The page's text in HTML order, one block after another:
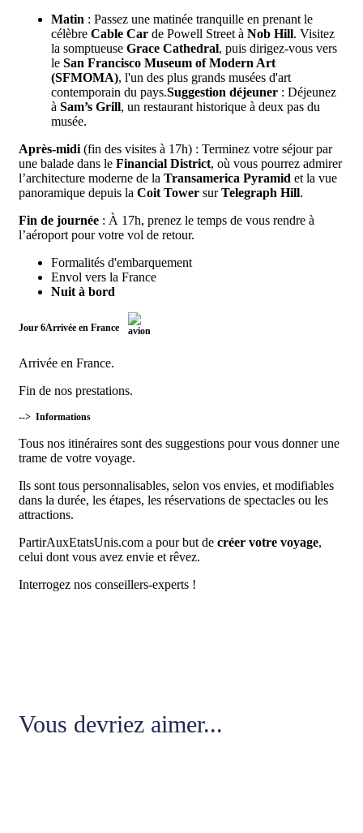
Matin : Passez une matinée tranquille en prenant le
célèbre Cable Car de Powell Street à Nob Hill. Visitez
la somptueuse Grace Cathedral, puis dirigez-vous vers
le San Francisco Museum of Modern Art
(SFMOMA), l'un des plus grands musées d'art
contemporain du pays.Suggestion déjeuner : Déjeunez
à Sam’s Grill, un restaurant historique à deux pas du
musée.
Après-midi (fin des visites à 17h) : Terminez votre séjour par
une balade dans le Financial District, où vous pourrez admirer
l’architecture moderne de la Transamerica Pyramid et la vue
panoramique depuis la Coit Tower surTelegraph Hill.
Fin de journée : À 17h, prenez le temps de vous rendre à
l’aéroport pour votre vol de retour.
Formalités d'embarquement
Envol vers la France
Nuit à bord
Jour 6Arrivée en France
Arrivée en France.
Fin de nos prestations.
--> Informations
Tous nos itinéraires sont des suggestions pour vous donner une
trame de votre voyage.
Ils sont tous personnalisables, selon vos envies, et modifiables
dans la durée, les étapes, les réservations de spectacles ou les
attractions.
PartirAuxEtatsUnis.com a pour but de créer votre voyage,
celui dont vous avez envie et rêvez.
Interrogez nos conseillers-experts !
Vous devriez aimer...